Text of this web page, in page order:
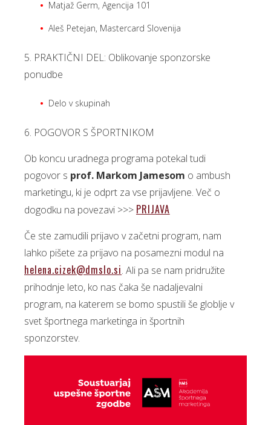
Matjaž Germ, Agencija 101
Aleš Petejan, Mastercard Slovenija
5. PRAKTIČNI DEL: Oblikovanje sponzorske
ponudbe
Delo v skupinah
6. POGOVOR S ŠPORTNIKOM
Ob koncu uradnega programa potekal tudi
pogovor s prof. Markom Jamesom o ambush
marketingu, ki je odprt za vse prijavljene. Več o
dogodku na povezavi >>> PRIJAVA
Če ste zamudili prijavo v začetni program, nam
lahko pišete za prijavo na posamezni modul na
helena.cizek@dmslo.si. Ali pa se nam pridružite
prihodnje leto, ko nas čaka še nadaljevalni
program, na katerem se bomo spustili še globlje v
svet športnega marketinga in športnih
sponzorstev.